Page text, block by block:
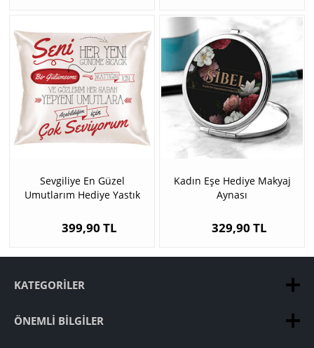
Sevgiliye En Güzel
Umutlarım Hediye Yastık
399,90 TL
Kadın Eşe Hediye Makyaj
Aynası
329,90 TL
KATEGORILER
ÖNEMLI BILGILER